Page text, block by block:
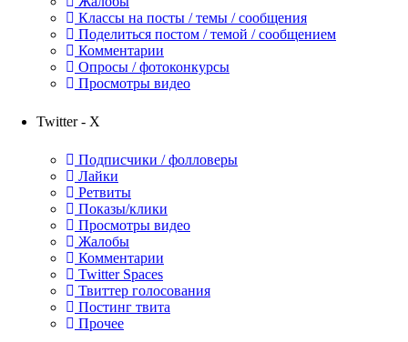
Классы на посты / темы / сообщения
Поделиться постом / темой / сообщением
Комментарии
Опросы / фотоконкурсы
Просмотры видео
Twitter - X
Подписчики / фолловеры
Лайки
Ретвиты
Показы/клики
Просмотры видео
Жалобы
Комментарии
Twitter Spaces
Твиттер голосования
Постинг твита
Прочее